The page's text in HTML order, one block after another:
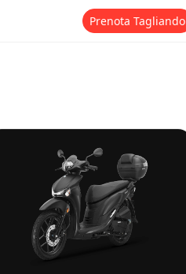
Prenota Tagliando